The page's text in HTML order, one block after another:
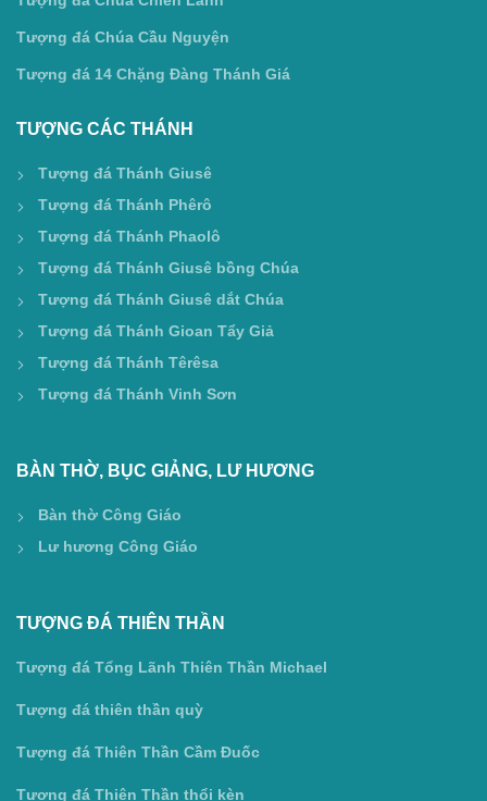
Tượng đá Chúa Cầu Nguyện
Tượng đá 14 Chặng Đàng Thánh Giá
TƯỢNG CÁC THÁNH
Tượng đá Thánh Giusê
Tượng đá Thánh Phêrô
Tượng đá Thánh Phaolô
Tượng đá Thánh Giusê bồng Chúa
Tượng đá Thánh Giusê dắt Chúa
Tượng đá Thánh Gioan Tẩy Giả
Tượng đá Thánh Têrêsa
Tượng đá Thánh Vinh Sơn
BÀN THỜ, BỤC GIẢNG, LƯ HƯƠNG
Bàn thờ Công Giáo
Lư hương Công Giáo
TƯỢNG ĐÁ THIÊN THẦN
Tượng đá Tổng Lãnh Thiên Thần Michael
Tượng đá thiên thần quỳ
Tượng đá Thiên Thần Cầm Đuốc
Tượng đá Thiên Thần thổi kèn